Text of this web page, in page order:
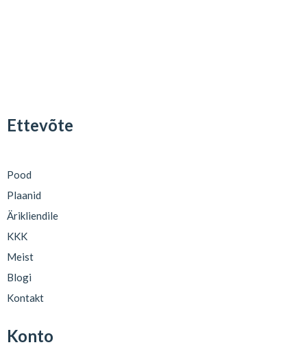
Ettevõte
Pood
Plaanid
Ärikliendile
KKK
Meist
Blogi
Kontakt
Konto